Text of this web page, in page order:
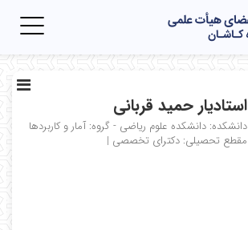
استادیار حمید قربانی
دانشکده: دانشکده علوم ریاضی - گروه: آمار و کاربردها
مقطع تحصیلی: دکترای تخصصی |